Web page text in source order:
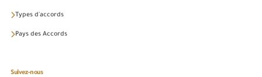
Types d'accords
Pays des Accords
Suivez-nous